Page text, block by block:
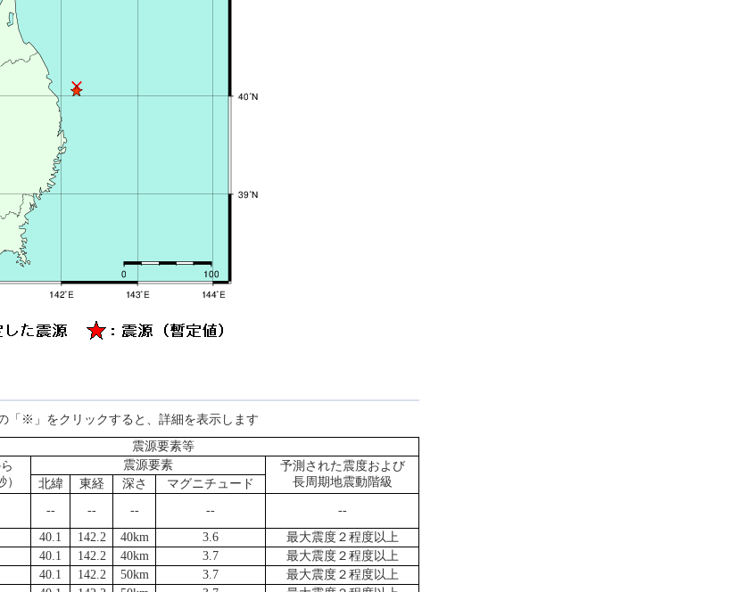
「※」をクリックすると、詳細を表示します
震源要素等
震源要素
予測された震度および
長周期地震動階級
北緯 東経 深さ
マグニチュード
-- -- -- --
--
40.1 142.2 40km 3.6
最大震度２程度以上
40.1 142.2 40km 3.7
最大震度２程度以上
40.1 142.2 50km 3.7
最大震度２程度以上